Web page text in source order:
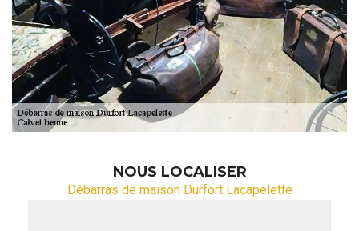
NOUS LOCALISER
Débarras de maison Durfort Lacapelette